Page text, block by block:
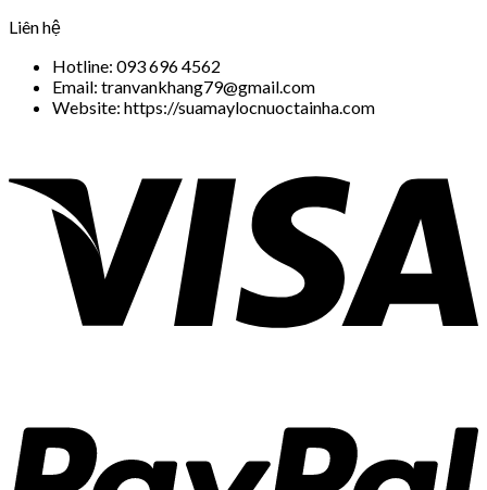
Liên hệ
Hotline: 093 696 4562
Email: tranvankhang79@gmail.com
Website: https://suamaylocnuoctainha.com